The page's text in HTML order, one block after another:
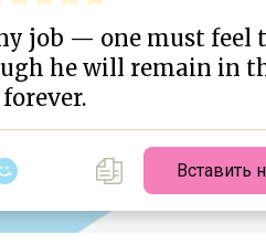
job — one must feel
he will remain in
forever.
Вставить